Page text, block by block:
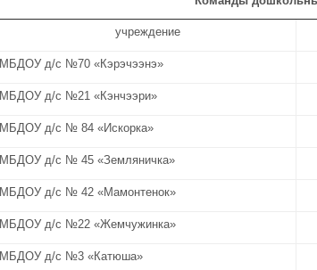
учреждение
МБДОУ д/с №70 «Кэрэчээнэ»
МБДОУ д/с №21 «Кэнчээри»
МБДОУ д/с № 84 «Искорка»
МБДОУ д/с № 45 «Земляничка»
МБДОУ д/с № 42 «Мамонтенок»
МБДОУ д/с №22 «Жемчужинка»
МБДОУ д/с №3 «Катюша»